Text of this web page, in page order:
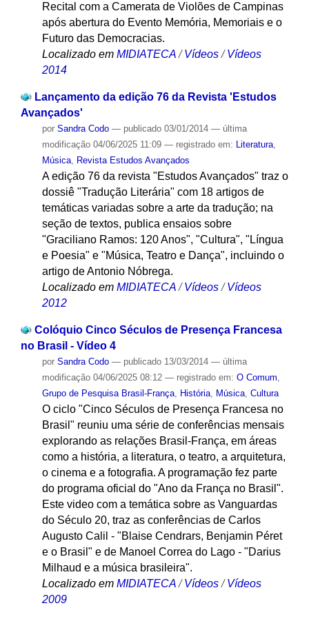
Recital com a Camerata de Violões de Campinas
após abertura do Evento Memória, Memoriais e o
Futuro das Democracias.
Localizado em MIDIATECA /Vídeos /Vídeos
2014
Lançamento da edição 76 da Revista 'Estudos
Avançados'
por Sandra Codo — publicado03/01/2014 — última
modificação04/06/2025 11:09 — registrado em: Literatura,
Música, Revista Estudos Avançados
A edição 76 da revista "Estudos Avançados" traz o
dossiê "Tradução Literária" com 18 artigos de
temáticas variadas sobre a arte da tradução; na
seção de textos, publica ensaios sobre
"Graciliano Ramos: 120 Anos", "Cultura", "Língua
e Poesia" e "Música, Teatro e Dança", incluindo o
artigo de Antonio Nóbrega.
Localizado em MIDIATECA /Vídeos /Vídeos
2012
Colóquio Cinco Séculos de Presença Francesa
no Brasil - Vídeo 4
por Sandra Codo — publicado13/03/2014 — última
modificação04/06/2025 08:12 — registrado em: O Comum
Grupo de Pesquisa Brasil-França, História, Música, Cultura
O ciclo "Cinco Séculos de Presença Francesa no
Brasil" reuniu uma série de conferências mensais
explorando as relações Brasil-França, em áreas
como a história, a literatura, o teatro, a arquitetura,
o cinema e a fotografia. A programação fez parte
do programa oficial do "Ano da França no Brasil".
Este video com a temática sobre as Vanguardas
do Século 20, traz as conferências de Carlos
Augusto Calil - "Blaise Cendrars, Benjamin Péret
e o Brasil" e de Manoel Correa do Lago - "Darius
Milhaud e a música brasileira".
Localizado em MIDIATECA /Vídeos /Vídeos
2009